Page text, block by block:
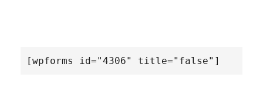
[wpforms id="4306" title="false"]